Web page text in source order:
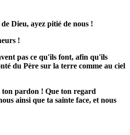
Dieu, ayez pitié de nous !
!
pas ce qu'ils font, afin qu'ils
du Père sur la terre comme au ciel
ton pardon ! Que ton regard
ainsi que ta sainte face, et nous